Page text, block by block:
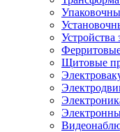
Щитовые